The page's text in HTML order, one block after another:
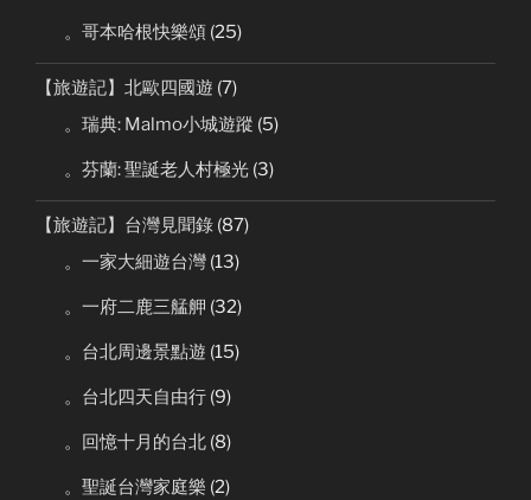
。哥本哈根快樂頌 (25)
【旅遊記】北歐四國遊 (7)
。瑞典: Malmo小城遊蹤 (5)
。芬蘭: 聖誕老人村極光 (3)
【旅遊記】台灣見聞錄 (87)
。一家大細遊台灣 (13)
。一府二鹿三艋舺 (32)
。台北周邊景點遊 (15)
。台北四天自由行 (9)
。回憶十月的台北 (8)
。聖誕台灣家庭樂 (2)